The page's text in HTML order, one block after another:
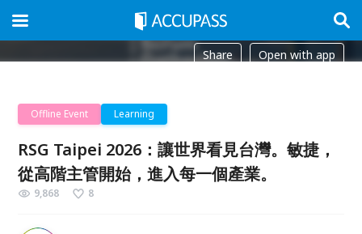
Share Open with app
Offline Event Learning
RSG Taipei 2026：讓世界看見台灣。敏捷，
從高階主管開始，進入每一個產業。
9,868 8